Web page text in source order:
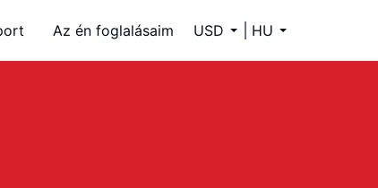
Az én foglalásaim USD HU